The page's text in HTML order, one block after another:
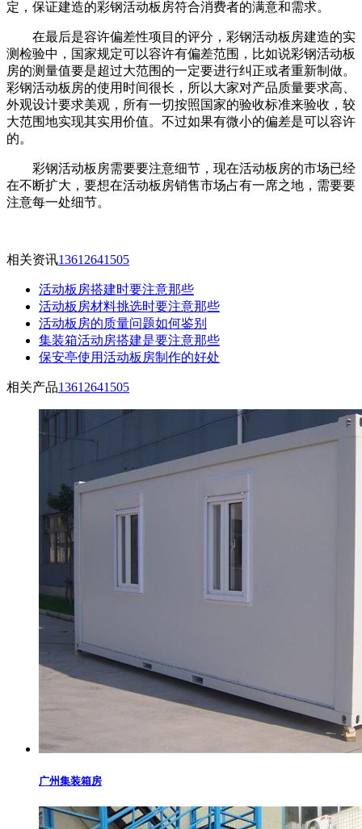
定，保证建造的彩钢活动板房符合消费者的满意和需求。
在最后是容许偏差性项目的评分，彩钢活动板房建造的实
测检验中，国家规定可以容许有偏差范围，比如说彩钢活动板
房的测量值要是超过大范围的一定要进行纠正或者重新制做。
彩钢活动板房的使用时间很长，所以大家对产品质量要求高、
外观设计要求美观，所有一切按照国家的验收标准来验收，较
大范围地实现其实用价值。不过如果有微小的偏差是可以容许
的。
彩钢活动板房需要要注意细节，现在活动板房的市场已经
在不断扩大，要想在活动板房销售市场占有一席之地，需要要
注意每一处细节。
相关资讯13612641505
活动板房搭建时要注意那些
活动板房材料挑选时要注意那些
活动板房的质量问题如何鉴别
集装箱活动房搭建是要注意那些
保安亭使用活动板房制作的好处
相关产品13612641505
广州集装箱房